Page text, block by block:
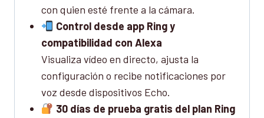
con quien esté frente a la cámara.
Control desde app Ring y
compatibilidad con Alexa
Visualiza vídeo en directo, ajusta la
configuración o recibe notificaciones por
voz desde dispositivos Echo.
30 días de prueba gratis del plan Ring